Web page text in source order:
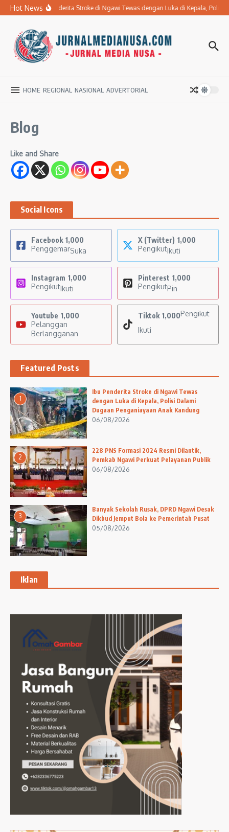
Lewati ke konten
Hot NewsIbu Penderita Stroke di Ngawi Tewas dengan Luka di Kepala, Polisi
HOME REGIONAL NASIONAL ADVERTORIAL
Blog
Like and Share
Social Icons
Facebook 1,000
PenggemarSuka
X (Twitter) 1,000
PengikutIkuti
Instagram 1,000
PengikutIkuti
Pinterest 1,000
PengikutPin
Youtube 1,000
Pelanggan
Berlangganan
Tiktok 1,000Pengikut
Ikuti
Featured Posts
1
Ibu Penderita Stroke di Ngawi Tewas
dengan Luka di Kepala, Polisi Dalami
Dugaan Penganiayaan Anak Kandung
06/08/2026
2
228 PNS Formasi 2024 Resmi Dilantik,
Pemkab Ngawi Perkuat Pelayanan Publik
06/08/2026
3
Banyak Sekolah Rusak, DPRD Ngawi Desak
Dikbud Jemput Bola ke Pemerintah Pusat
05/08/2026
Iklan